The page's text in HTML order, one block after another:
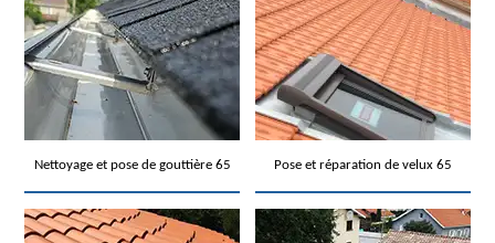
Nettoyage et pose de gouttière 65 Pose et réparation de velux 65